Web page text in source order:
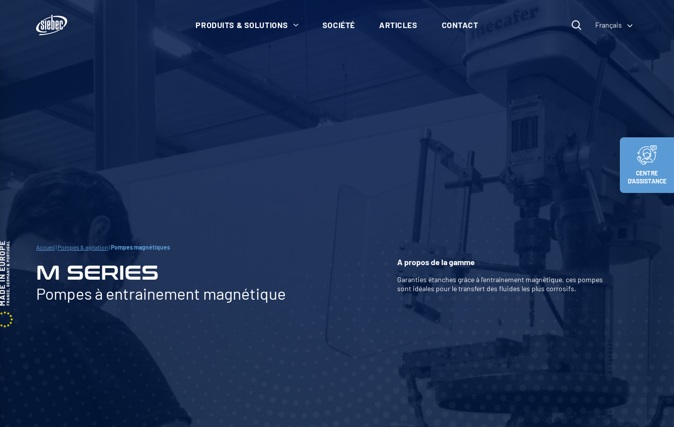
CENTRE
D’ASSISTANCE
PRODUITS & SOLUTIONS SOCIÉTÉ ARTICLES CONTACT Français
Accueil | Pompes & agitation|Pompes magnétiques
M SERIES
Pompes à entrainement magnétique
A propos de la gamme
Garanties étanches grâce à l'entraînement magnétique, ces pompes
sont idéales pour le transfert des fluides les plus corrosifs.